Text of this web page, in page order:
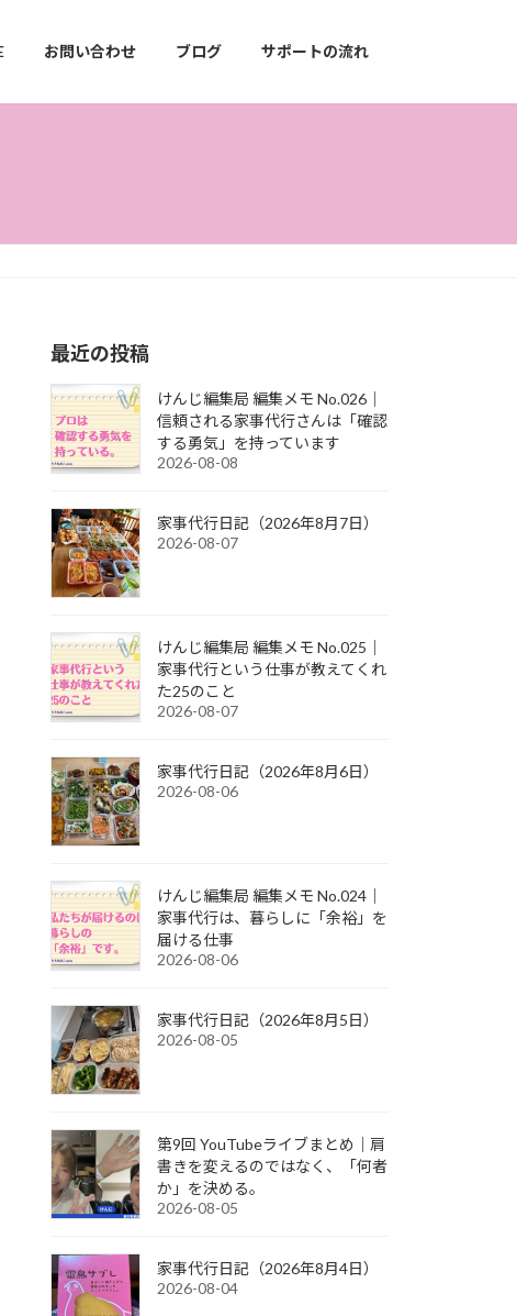
お問い合わせ ブログ サポートの流れ
最近の投稿
けんじ編集局 編集メモ No.026｜
信頼される家事代行さんは「確認
する勇気」を持っています
2026-08-08
家事代行日記（2026年8月7日）
2026-08-07
けんじ編集局 編集メモ No.025｜
家事代行という仕事が教えてくれ
た25のこと
2026-08-07
家事代行日記（2026年8月6日）
2026-08-06
けんじ編集局 編集メモ No.024｜
家事代行は、暮らしに「余裕」を
届ける仕事
2026-08-06
家事代行日記（2026年8月5日）
2026-08-05
第9回 YouTubeライブまとめ｜肩
書きを変えるのではなく、「何者
か」を決める。
2026-08-05
家事代行日記（2026年8月4日）
2026-08-04